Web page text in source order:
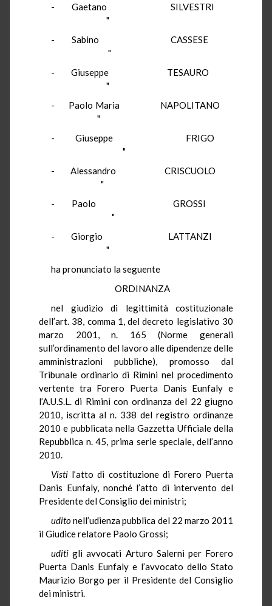
- Gaetano SILVESTRI
"
- Sabino CASSESE
"
- Giuseppe TESAURO
"
- Paolo Maria NAPOLITANO
"
- Giuseppe FRIGO
"
- Alessandro CRISCUOLO
"
- Paolo GROSSI
"
- Giorgio LATTANZI
"
ha pronunciato la seguente
ORDINANZA
nel giudizio di legittimità costituzionale
dell’art. 38, comma 1, del decreto legislativo 30
marzo 2001, n. 165 (Norme generali
sull’ordinamento del lavoro alle dipendenze delle
amministrazioni pubbliche), promosso dal
Tribunale ordinario di Rimini nel procedimento
vertente tra Forero Puerta Danis Eunfaly e
l’A.U.S.L. di Rimini con ordinanza del 22 giugno
2010, iscritta al n. 338 del registro ordinanze
2010 e pubblicata nella Gazzetta Ufficiale della
Repubblica n. 45, prima serie speciale, dell’anno
2010.
Visti l’atto di costituzione di Forero Puerta
Danis Eunfaly, nonché l’atto di intervento del
Presidente del Consiglio dei ministri;
uditonell’udienza pubblica del 22 marzo 2011
il Giudice relatore Paolo Grossi;
uditi gli avvocati Arturo Salerni per Forero
Puerta Danis Eunfaly e l’avvocato dello Stato
Maurizio Borgo per il Presidente del Consiglio
dei ministri.